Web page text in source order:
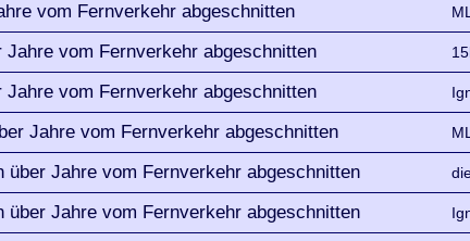
vom Fernverkehr abgeschnitten
vom Fernverkehr abgeschnitten
vom Fernverkehr abgeschnitten
Jahre vom Fernverkehr abgeschnitten
über Jahre vom Fernverkehr abgeschnitten
über Jahre vom Fernverkehr abgeschnitten